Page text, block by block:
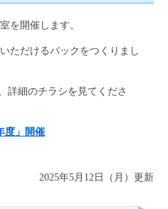
を開催します。
ただけるバックをつくりまし
詳細のチラシを見てくださ
度」開催
2025年5月12日（月）更新